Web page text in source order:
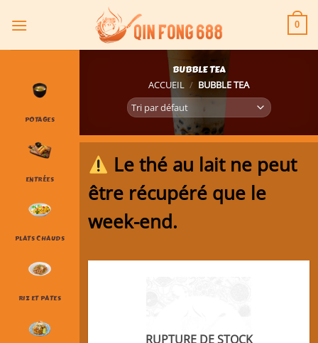
au
0
BUBBLE TEA
ACCUEIL / BUBBLE TEA
POTAGES
ENTRÉES
PLATS CHAUDS
RIZ ET PATES
Le thé au lait ne peut
être récupéré que le
week-end.
RUPTURE DE STOCK